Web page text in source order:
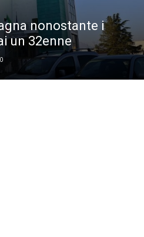
nonostante i
un 32enne